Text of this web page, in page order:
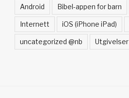
Android Bibel-appen for barn
Internett iOS (iPhone iPad)
uncategorized @nb Utgivelser